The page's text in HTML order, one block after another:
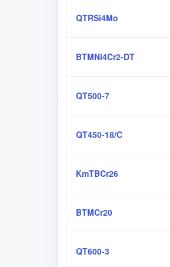
QTRSi4Mo
BTMNi4Cr2-DT
QT500-7
QT450-18/C
KmTBCr26
BTMCr20
QT600-3